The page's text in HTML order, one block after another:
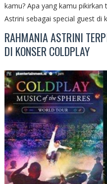
kamu? Apa yang kamu
Astrini sebagai special guest di
RAHMANIA ASTRINI
DI KONSER COLDPLAY